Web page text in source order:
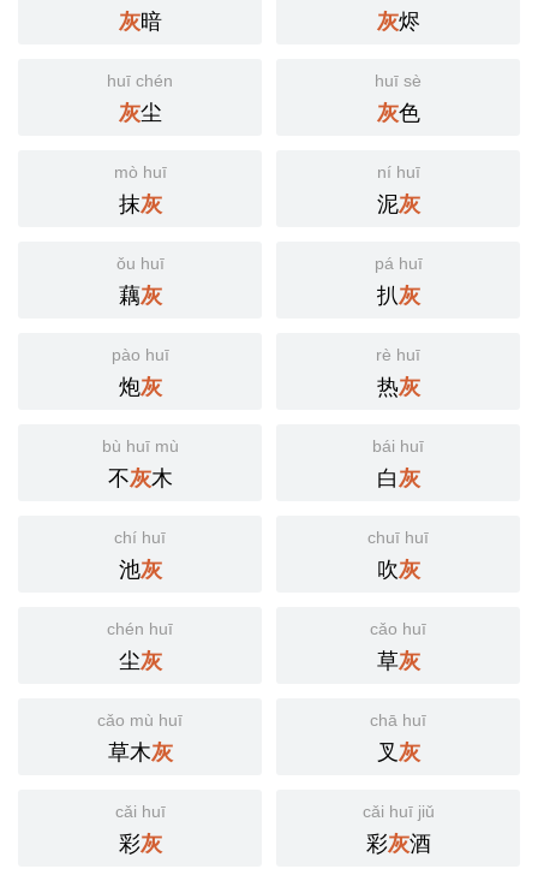
灰暗 灰烬
huī chén
灰尘
huī sè
灰色
mò huī
抹灰
ní huī
泥灰
ǒu huī
藕灰
pá huī
扒灰
pào huī
炮灰
rè huī
热灰
bù huī mù
不灰木
bái huī
白灰
chí huī
池灰
chuī huī
吹灰
chén huī
尘灰
cǎo huī
草灰
cǎo mù huī
草木灰
chā huī
叉灰
cǎi huī
彩灰
cǎi huī jiǔ
彩灰酒